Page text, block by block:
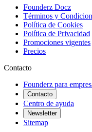
Founderz Docz
Términos y
Política de Cookies
Política de Privacidad
Promociones vigentes
Precios
Contacto
Founderz para
Contacto
Centro de ayuda
Newsletter
Sitemap